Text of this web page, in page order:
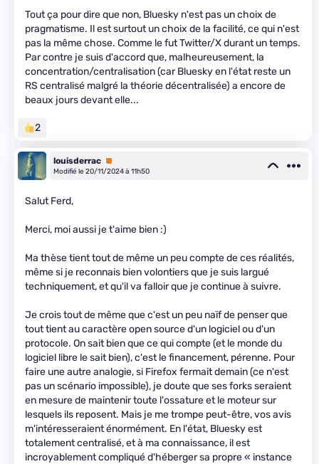
Tout ça pour dire que non, Bluesky n'est pas un choix de
pragmatisme. Il est surtout un choix de la facilité, ce qui n'est
pas la même chose. Comme le fut Twitter/X durant un temps.
Par contre je suis d'accord que, malheureusement, la
concentration/centralisation (car Bluesky en l'état reste un
RS centralisé malgré la théorie décentralisée) a encore de
beaux jours devant elle...
2
louisderrac Premium
Modifié le 20/11/2024 à 11h50
Salut Ferd,
Merci, moi aussi je t'aime bien :)
Ma thèse tient tout de même un peu compte de ces réalités,
même si je reconnais bien volontiers que je suis largué
techniquement, et qu'il va falloir que je continue à suivre.
Je crois tout de même que c'est un peu naïf de penser que
tout tient au caractère open source d'un logiciel ou d'un
protocole. On sait bien que ce qui compte (et le monde du
logiciel libre le sait bien), c'est le financement, pérenne. Pour
faire une autre analogie, si Firefox fermait demain (ce n'est
pas un scénario impossible), je doute que ses forks seraient
en mesure de maintenir toute l'ossature et le moteur sur
lesquels ils reposent. Mais je me trompe peut-être, vos avis
m'intéresseraient énormément. En l'état, Bluesky est
totalement centralisé, et à ma connaissance, il est
incroyablement compliqué d'héberger sa propre « instance